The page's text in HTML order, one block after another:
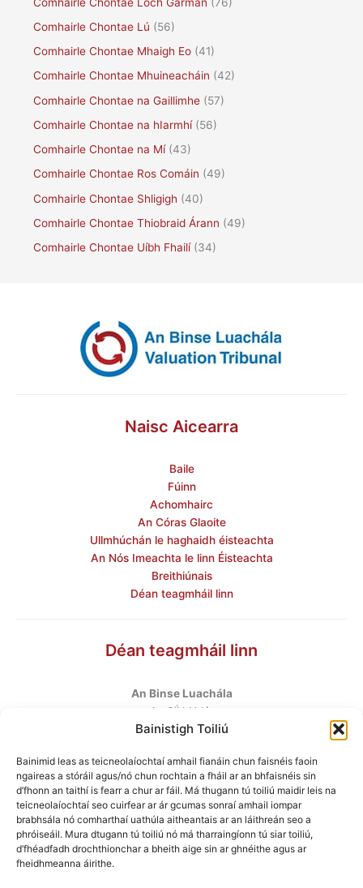
Bainistigh Toiliú
Bainimid leas as teicneolaíochtaí amhail fianáin chun faisnéis faoin
ngaireas a stóráil agus/nó chun rochtain a fháil ar an bhfaisnéis sin
d’fhonn an taithí is fearr a chur ar fáil. Má thugann tú toiliú maidir leis na
teicneolaíochtaí seo cuirfear ar ár gcumas sonraí amhail iompar
brabhsála nó comharthaí uathúla aitheantais ar an láithreán seo a
phróiseáil. Mura dtugann tú toiliú nó má tharraingíonn tú siar toiliú,
d’fhéadfadh drochthionchar a bheith aige sin ar ghnéithe agus ar
fheidhmeanna áirithe.
Comhairle Chontae Lú (56)
Comhairle Chontae Mhaigh Eo (41)
Comhairle Chontae Mhuineacháin (42)
Comhairle Chontae na Gaillimhe (57)
Comhairle Chontae na hIarmhí(56)
Comhairle Chontae na Mí(43)
Comhairle Chontae Ros Comáin (49)
Comhairle Chontae Shligigh (40)
Comhairle Chontae Thiobraid Árann (49)
Comhairle Chontae Uíbh Fhailí(34)
Naisc Aicearra
Baile
Fúinn
Achomhairc
An Córas Glaoite
Ullmhúchán le haghaidh éisteachta
An Nós Imeachta le linn Éisteachta
Breithiúnais
Déan teagmháil linn
Déan teagmháil linn
An Binse Luachála
An 6úhUrlár
Halla Mhargadh na Feirme
Baile Átha Cliath 7
D07 AEF4
Teileafón: +353 1 6760130
Ríomhphost:info@valuationtribunal.ie